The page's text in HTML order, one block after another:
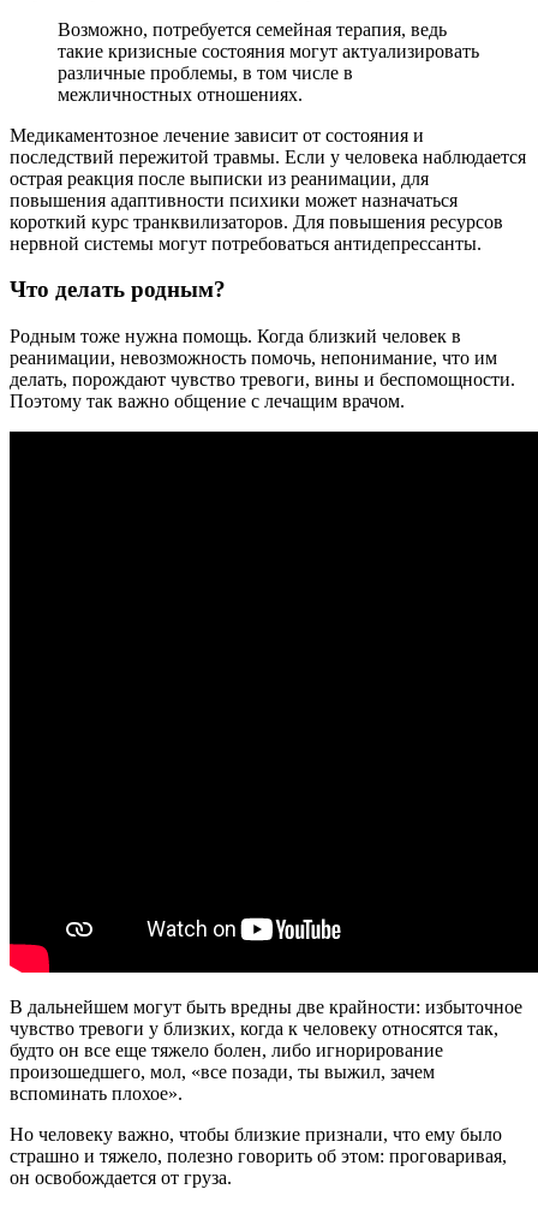
Возможно, потребуется семейная терапия, ведь
такие кризисные состояния могут актуализировать
различные проблемы, в том числе в
межличностных отношениях.
Медикаментозное лечение зависит от состояния и
последствий пережитой травмы. Если у человека наблюдается
острая реакция после выписки из реанимации, для
повышения адаптивности психики может назначаться
короткий курс транквилизаторов. Для повышения ресурсов
нервной системы могут потребоваться антидепрессанты.
Что делать родным?
Родным тоже нужна помощь. Когда близкий человек в
реанимации, невозможность помочь, непонимание, что им
делать, порождают чувство тревоги, вины и беспомощности.
Поэтому так важно общение с лечащим врачом.
В дальнейшем могут быть вредны две крайности: избыточное
чувство тревоги у близких, когда к человеку относятся так,
будто он все еще тяжело болен, либо игнорирование
произошедшего, мол, «все позади, ты выжил, зачем
вспоминать плохое».
Но человеку важно, чтобы близкие признали, что ему было
страшно и тяжело, полезно говорить об этом: проговаривая,
он освобождается от груза.